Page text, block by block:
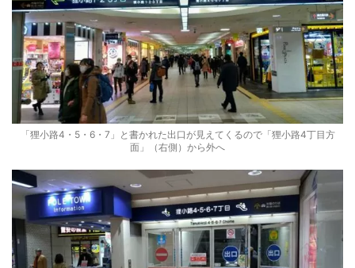
「狸小路4・5・6・7」と書かれた出口が見えてくるので「狸小路4丁目方
面」（右側）から外へ